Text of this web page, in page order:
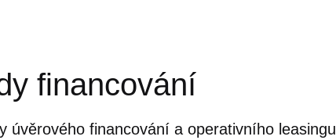
financování
úvěrového financování a operativního leasingu